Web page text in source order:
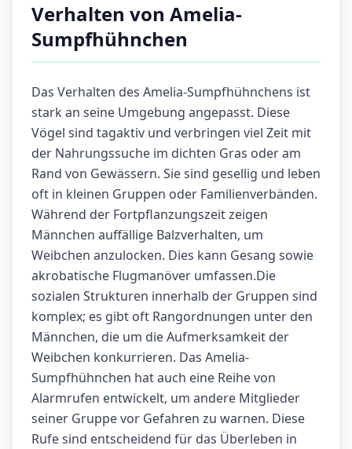
Verhalten von Amelia-
Sumpfhühnchen
Das Verhalten des Amelia-Sumpfhühnchens ist
stark an seine Umgebung angepasst. Diese
Vögel sind tagaktiv und verbringen viel Zeit mit
der Nahrungssuche im dichten Gras oder am
Rand von Gewässern. Sie sind gesellig und leben
oft in kleinen Gruppen oder Familienverbänden.
Während der Fortpflanzungszeit zeigen
Männchen auffällige Balzverhalten, um
Weibchen anzulocken. Dies kann Gesang sowie
akrobatische Flugmanöver umfassen.Die
sozialen Strukturen innerhalb der Gruppen sind
komplex; es gibt oft Rangordnungen unter den
Männchen, die um die Aufmerksamkeit der
Weibchen konkurrieren. Das Amelia-
Sumpfhühnchen hat auch eine Reihe von
Alarmrufen entwickelt, um andere Mitglieder
seiner Gruppe vor Gefahren zu warnen. Diese
Rufe sind entscheidend für das Überleben in